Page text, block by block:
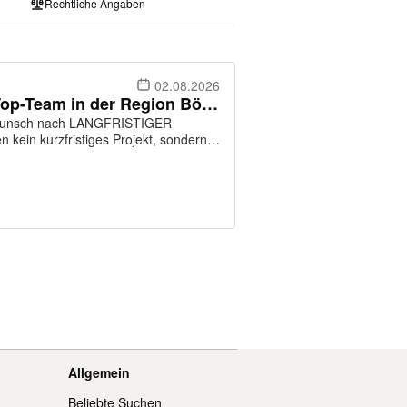
Rechtliche Angaben
02.08.2026
Apotheker (m/w/d) gesucht! Top-Team in der Region Böblingen
nach LANGFRISTIGER
der Sie eigenverantwortlich
überne...
Allgemein
Beliebte Suchen